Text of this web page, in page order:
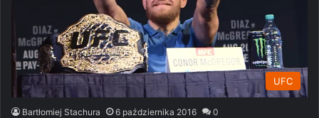
UFC
Bartłomiej Stachura 6 października 2016 0